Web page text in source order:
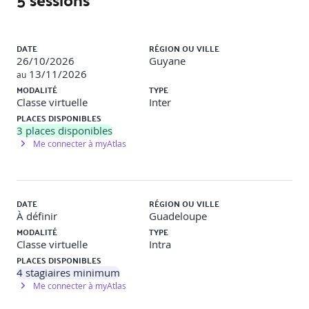
CLASSE VIRTUELLE 2 – 3h30 - Concevoir une séquence de
formation
Concevoir un dispositif simple de formation ||
Apports clés :Le 70/20/10, la formule magique pour
prioriser les apprentissages
Concevoir une séquence de formation ||
Clôture ||
Les 3C (ce que je cesse, ce que je continue et
ce que je commence) et partage des engagements.
CLASSE VIRTUELLE 3 – 3h30 -Evaluer la progression et
faire un feedback positif
Prendre la posture de formateur facilitateur ||
DATE
26/10/2026
au 13/11/2026
RÉGION OU VILLE
Guyane
MODALITÉ
Classe virtuelle
TYPE
Inter
PLACES DISPONIBLES
3 places disponibles
Me connecter à myAtlas
DATE
À définir
RÉGION OU VILLE
Guadeloupe
MODALITÉ
Classe virtuelle
TYPE
Intra
PLACES DISPONIBLES
4 stagiaires minimum
Me connecter à myAtlas